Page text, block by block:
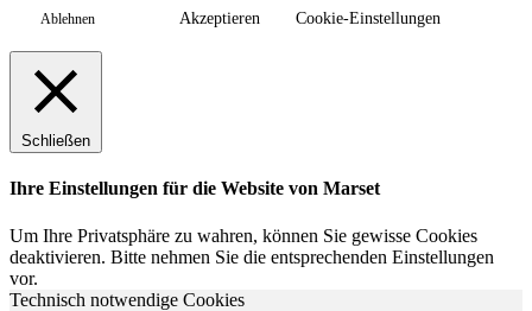
Ablehnen Akzeptieren Cookie-Einstellungen
Schließen
Ihre Einstellungen für die Website von Marset
Um Ihre Privatsphäre zu wahren, können Sie gewisse Cookies
deaktivieren. Bitte nehmen Sie die entsprechenden Einstellungen
vor.
Technisch notwendige Cookies